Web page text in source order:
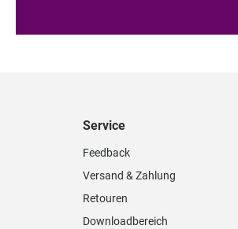
Service
Feedback
Versand & Zahlung
Retouren
Downloadbereich